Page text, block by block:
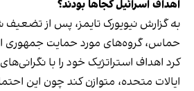
اهداف اسرائیل کجاها بودند؟
به گزارش نیویورک تایمز، پس از تضعیف
حماس، گروه‌های مورد حمایت جمهوری
کرد اهداف استراتژیک خود را با
ایالات متحده، متوازن کند چون این